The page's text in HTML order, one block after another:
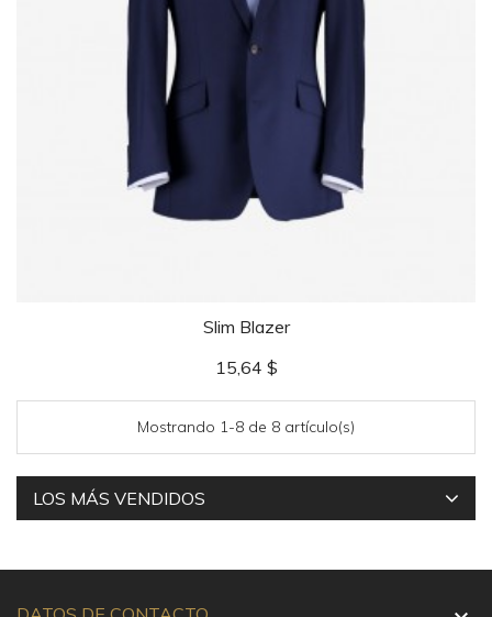
Slim Blazer
Precio
15,64 $
Mostrando 1-8 de 8 artículo(s)
LOS MÁS VENDIDOS